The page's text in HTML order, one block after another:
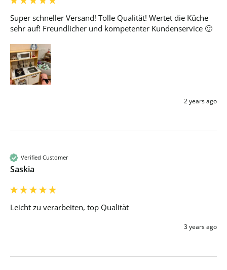
Super schneller Versand! Tolle Qualität! Wertet die Küche
sehr auf! Freundlicher und kompetenter Kundenservice 🙂
2 years ago
Verified Customer
Saskia
Leicht zu verarbeiten, top Qualität
3 years ago